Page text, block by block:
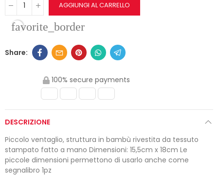
AGGIUNGI AL CARRELLO
favorite_border
100% secure payments
DESCRIZIONE
Piccolo ventaglio, struttura in bambù rivestita da tessuto
stampato fatto a mano Dimensioni: 15,5cm x 18cm Le
piccole dimensioni permettono di usarlo anche come
segnalibro 1pz